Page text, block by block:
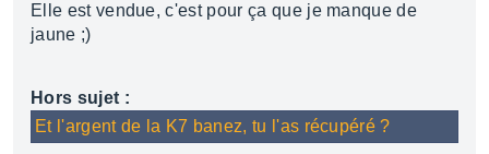
Elle est vendue, c'est pour ça que je manque de
jaune ;)
Hors sujet :
Et l'argent de la K7 banez, tu l'as récupéré ?